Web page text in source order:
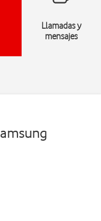
Llamadas y
mensajes